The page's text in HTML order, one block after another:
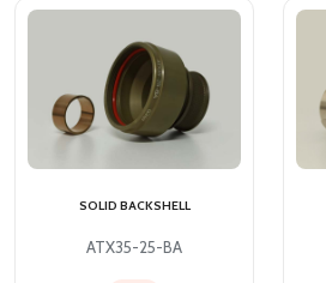
SOLID BACKSHELL
ATX35-25-BA